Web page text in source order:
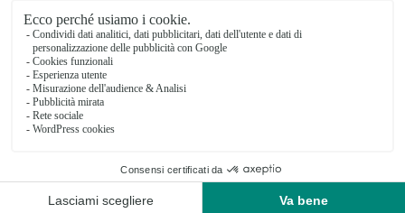
I Petali Di Alba Di Cianci Albina
Calitri
Vedi il negozio